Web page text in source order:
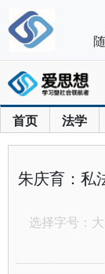
首页 法学
朱庆育：
选择字号： 大